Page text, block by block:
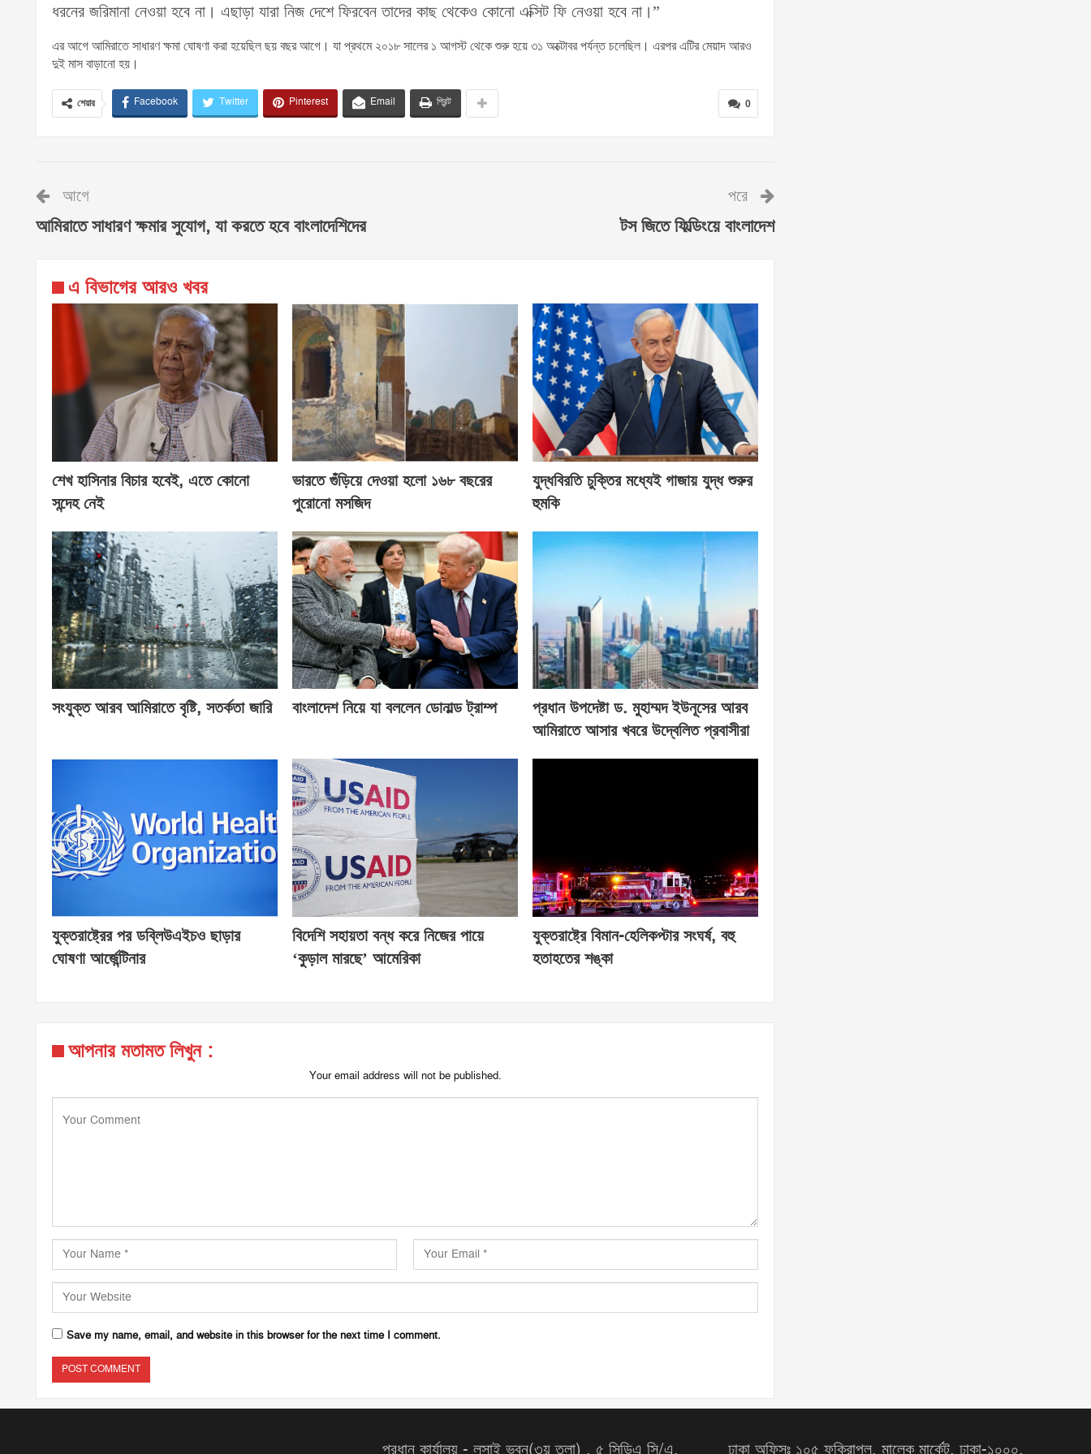
ধরনের জরিমানা নেওয়া হবে না। এছাড়া যারা নিজ দেশে ফিরবেন তাদের কাছ থেকেও কোনো এক্সিট ফি নেওয়া হবে না।”
এর আগে আমিরাতে সাধারণ ক্ষমা ঘোষণা করা হয়েছিল ছয় বছর আগে। যা প্রথমে ২০১৮ সালের ১ আগস্ট থেকে শুরু হয়ে ৩১ অক্টোবর পর্যন্ত চলেছিল। এরপর এটির মেয়াদ আরও
দুই মাস বাড়ানো হয়।
0
শেয়ার Facebook Twitter Pinterest Email প্রিন্ট
আগে
আমিরাতে সাধারণ ক্ষমার সুযোগ, যা করতে হবে বাংলাদেশিদের
পরে
টস জিতে ফিল্ডিংয়ে বাংলাদেশ
এ বিভাগের আরও খবর
শেখ হাসিনার বিচার হবেই, এতে কোনো
সন্দেহ নেই
ভারতে গুঁড়িয়ে দেওয়া হলো ১৬৮ বছরের
পুরোনো মসজিদ
যুদ্ধবিরতি চুক্তির মধ্যেই গাজায় যুদ্ধ শুরুর
হুমকি
সংযুক্ত আরব আমিরাতে বৃষ্টি, সতর্কতা জারি বাংলাদেশ নিয়ে যা বললেন ডোনাল্ড ট্রাম্প
প্রধান উপদেষ্টা ড. মুহাম্মদ ইউনূসের আরব
আমিরাতে আসার খবরে উদ্বেলিত প্রবাসীরা
যুক্তরাষ্ট্রের পর ডব্লিউএইচও ছাড়ার
ঘোষণা আর্জেন্টিনার
বিদেশি সহায়তা বন্ধ করে নিজের পায়ে
‘কুড়াল মারছে’ আমেরিকা
যুক্তরাষ্ট্রে বিমান-হেলিকপ্টার সংঘর্ষ, বহু
হতাহতের শঙ্কা
আপনার মতামত লিখুন :
Your email address will not be published.
Save my name, email, and website in this browser for the next time I comment.